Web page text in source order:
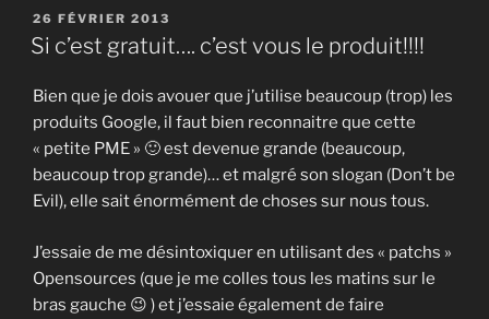
PUBLIÉ
LE
26 FÉVRIER 2013
Si c’est gratuit…. c’est vous le produit!!!!
Bien que je dois avouer que j’utilise beaucoup (trop) les
produits Google, il faut bien reconnaitre que cette
« petite PME » 🙂 est devenue grande (beaucoup,
beaucoup trop grande)… et malgré son slogan (Don’t be
Evil), elle sait énormément de choses sur nous tous.
J’essaie de me désintoxiquer en utilisant des « patchs »
Opensources (que je me colles tous les matins sur le
bras gauche 😉 ) et j’essaie également de faire